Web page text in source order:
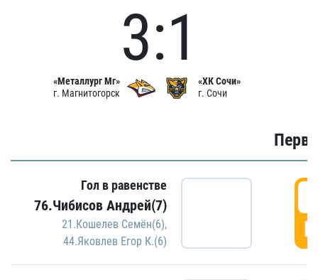
«Металлург Мг»
г. Магнитогорск
3:1
«ХК Сочи»
г. Сочи
Гол в равенстве
76.Чибисов Андрей(7)
21.Кошелев Семён(6),
44.Яковлев Егор К.(6)